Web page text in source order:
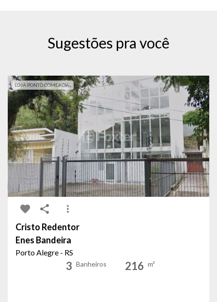
Sugestões pra você
LOJA PONTO COMERCIAL
Cristo Redentor
Enes Bandeira
Porto Alegre - RS
3 Banheiros 216 m²